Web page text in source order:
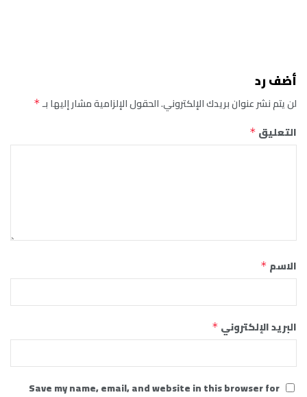
أضف رد
لن يتم نشر عنوان بريدك الإلكتروني.الحقول الإلزامية مشار إليها بـ*
التعليق *
الاسم *
البريد الإلكتروني *
Save my name, email, and website in this browser for